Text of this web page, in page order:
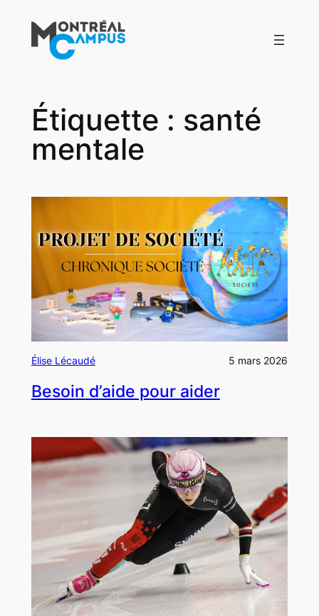
contenu
Étiquette : santé
mentale
Élise Lécaudé 5 mars 2026
Besoin d’aide pour aider